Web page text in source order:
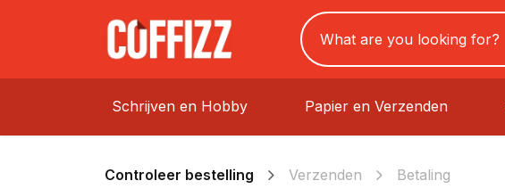
Schrijven en Hobby Papier en Verzenden
Controleer bestelling Verzenden Betaling